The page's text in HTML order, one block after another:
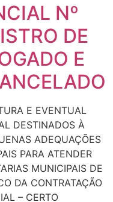
Nº
DE
E
E EVENTUAL
DESTINADOS À
ADEQUAÇÕES
PARA ATENDER
MUNICIPAIS DE
DA CONTRATAÇÃO
– CERTO